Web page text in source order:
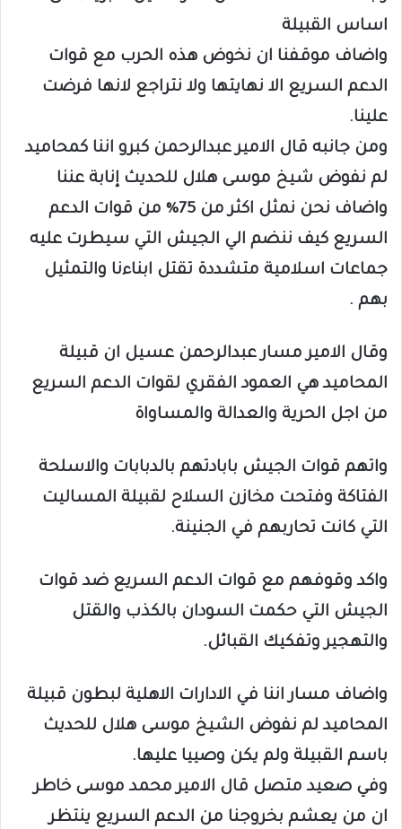
اساس القبيلة
واضاف موقفنا ان نخوض هذه الحرب مع قوات
الدعم السريع الا نهايتها ولا نتراجع لانها فرضت
علينا.
ومن جانبه قال الامير عبدالرحمن كبرو اننا كمحاميد
لم نفوض شيخ موسى هلال للحديث إنابة عننا
واضاف نحن نمثل اكثر من 75% من قوات الدعم
السريع كيف ننضم الي الجيش التي سيطرت عليه
جماعات اسلامية متشددة تقتل ابناءنا والتمثيل
بهم .
وقال الامير مسار عبدالرحمن عسيل ان قبيلة
المحاميد هي العمود الفقري لقوات الدعم السريع
من اجل الحرية والعدالة والمساواة
واتهم قوات الجيش بابادتهم بالدبابات والاسلحة
الفتاكة وفتحت مخازن السلاح لقبيلة المساليت
التي كانت تحاربهم في الجنينة.
واكد وقوفهم مع قوات الدعم السريع ضد قوات
الجيش التي حكمت السودان بالكذب والقتل
والتهجير وتفكيك القبائل.
واضاف مسار اننا في الادارات الاهلية لبطون قبيلة
المحاميد لم نفوض الشيخ موسى هلال للحديث
باسم القبيلة ولم يكن وصييا عليها.
وفي صعيد متصل قال الامير محمد موسى خاطر
ان من يعشم بخروجنا من الدعم السريع ينتظر